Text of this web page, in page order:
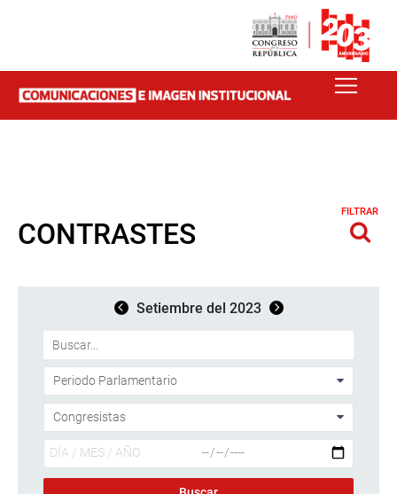
CONTRASTES
FILTRAR
Setiembre del 2023